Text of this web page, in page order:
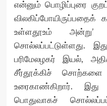
என்னும் பொழிப்புரை
விலகிப்போயிருப்பதைக்
உள்ளதூஉம் அன்று’
சொல்லப்பட்டுள்ளது.
பரிமேலழகர் இயல்,
சீர்தூக்கிச்
உரைகாண்கிறார். இது
பொதுவாகச்